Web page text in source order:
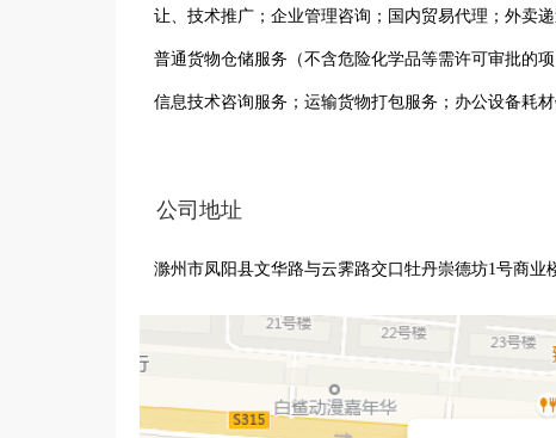
让、技术推广；企业管理咨询；国内贸易代理；外卖
普通货物仓储服务（不含危险化学品等需许可审批的
信息技术咨询服务；运输货物打包服务；办公设备耗
管理；物业管理；电子产品销售；国内货物运输代理
公司地址
滁州市凤阳县文华路与云霁路交口牡丹崇德坊1号商业